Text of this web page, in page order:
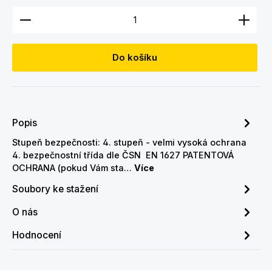
Množství produktu: Zadejte požadované
Do košíku
Popis
Stupeň bezpečnosti: 4. stupeň - velmi vysoká ochrana
4. bezpečnostní třída dle ČSN EN 1627 PATENTOVÁ
OCHRANA (pokud Vám sta… Více
Soubory ke stažení
O nás
Hodnocení